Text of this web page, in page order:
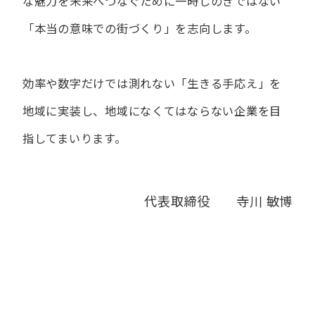
「本当の意味での街づくり」を志向します。
効率や数字だけでは測れない「生きる手応え」を
地域に実装し、地域になくてはならない企業を目
指してまいります。
代表取締役 寺川 敏博